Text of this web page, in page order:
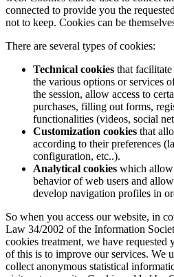
connected to provide you the
not to keep. Cookies can be
There are several types of cookies:
Technical cookies that
the various options or services
the session, allow access to
purchases, filling out forms,
functionalities (videos, social
Customization cookies that
according to their preferences
configuration, etc..).
Analytical cookies which allow
behavior of web users and
develop navigation profiles in
So when you access our website, in
Law 34/2002 of the Information
cookies treatment, we have requested
of this is to improve our services. We
collect anonymous statistical